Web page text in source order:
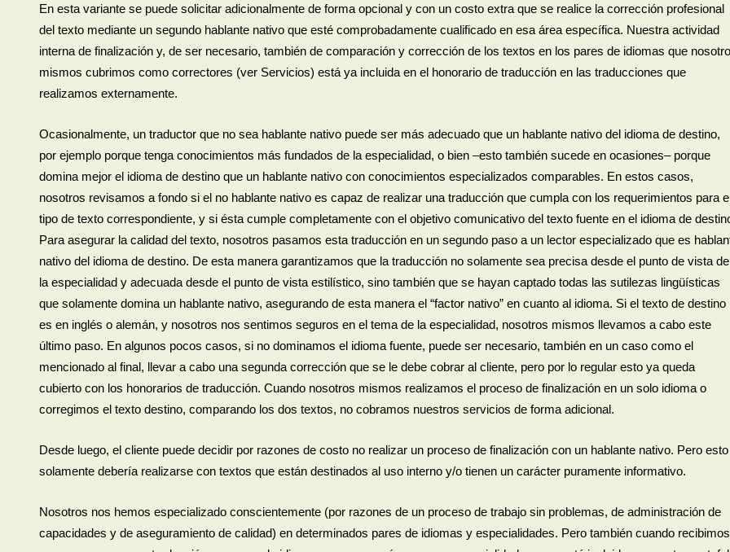
En esta variante se puede solicitar adicionalmente de forma opcional y con un costo extra que se realice la corrección profesional
del texto mediante un segundo hablante nativo que esté comprobadamente cualificado en esa área específica. Nuestra actividad
interna de finalización y, de ser necesario, también de comparación y corrección de los textos en los pares de idiomas que
mismos cubrimos como correctores (ver Servicios) está ya incluida en el honorario de traducción en las traducciones que
realizamos externamente.
Ocasionalmente, un traductor que no sea hablante nativo puede ser más adecuado que un hablante nativo del idioma de destino,
por ejemplo porque tenga conocimientos más fundados de la especialidad, o bien –esto también sucede en ocasiones– porque
domina mejor el idioma de destino que un hablante nativo con conocimientos especializados comparables. En estos casos,
nosotros revisamos a fondo si el no hablante nativo es capaz de realizar una traducción que cumpla con los requerimientos para
tipo de texto correspondiente, y si ésta cumple completamente con el objetivo comunicativo del texto fuente en el idioma de
Para asegurar la calidad del texto, nosotros pasamos esta traducción en un segundo paso a un lector especializado que es
nativo del idioma de destino. De esta manera garantizamos que la traducción no solamente sea precisa desde el punto de vista de
la especialidad y adecuada desde el punto de vista estilístico, sino también que se hayan captado todas las sutilezas lingüísticas
que solamente domina un hablante nativo, asegurando de esta manera el “factor nativo” en cuanto al idioma. Si el texto de destino
es en inglés o alemán, y nosotros nos sentimos seguros en el tema de la especialidad, nosotros mismos llevamos a cabo este
último paso. En algunos pocos casos, si no dominamos el idioma fuente, puede ser necesario, también en un caso como el
mencionado al final, llevar a cabo una segunda corrección que se le debe cobrar al cliente, pero por lo regular esto ya queda
cubierto con los honorarios de traducción. Cuando nosotros mismos realizamos el proceso de finalización en un solo idioma o
corregimos el texto destino, comparando los dos textos, no cobramos nuestros servicios de forma adicional.
Desde luego, el cliente puede decidir por razones de costo no realizar un proceso de finalización con un hablante nativo. Pero esto
solamente debería realizarse con textos que están destinados al uso interno y/o tienen un carácter puramente informativo.
Nosotros nos hemos especializado conscientemente (por razones de un proceso de trabajo sin problemas, de administración de
capacidades y de aseguramiento de calidad) en determinados pares de idiomas y especialidades. Pero también cuando recibimos